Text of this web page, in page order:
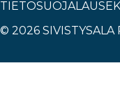
© 2026 SIVISTYSALA